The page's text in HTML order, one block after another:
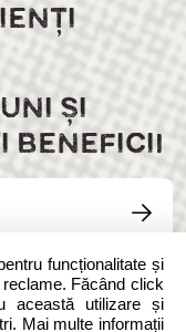
ȘI
BENEFICII
funcționalitate și
Făcând click
această utilizare și
Mai multe informații